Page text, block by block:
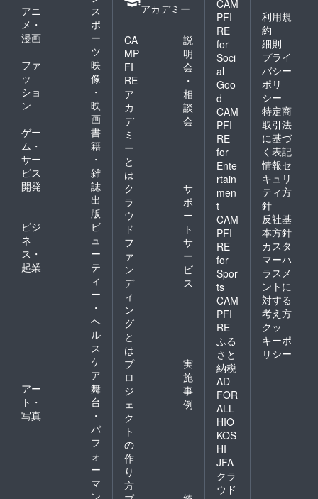
アニ
メ・
漫画
ス
ポ
ー
ツ
ファ
ッ
ショ
ン
映
像
・
映
画
ゲー
ム・
サー
ビス
開発
書
籍
・
雑
誌
出
版
ビジ
ネ
ス・
起業
ビ
ュ
ー
テ
ィ
ー
・
ヘ
ル
ス
ケ
ア
アー
ト・
写真
舞
台
・
パ
フ
ォ
ー
マ
ン
アカデミー
CA
MP
FI
RE
ア
カ
デ
ミ
ー
と
は
説
明
会
・
相
談
会
ク
ラ
ウ
ド
フ
ァ
ン
デ
ィ
ン
グ
と
は
サ
ポ
ー
ト
サ
ー
ビ
ス
プ
ロ
ジ
ェ
ク
ト
の
作
り
方
実
施
事
例
CAM
PFI
RE
for
Soci
al
Goo
d
CAM
PFI
RE
for
Ente
rtain
men
t
CAM
PFI
RE
for
Spor
ts
CAM
PFI
RE
ふる
さと
納税
AD
FOR
ALL
HIO
KOS
HI
JFA
クラ
ウド
利用規
約
細則
プライ
バシー
ポリ
シー
特定商
取引法
に基づ
く表記
情報セ
キュリ
ティ方
針
反社基
本方針
カスタ
マーハ
ラスメ
ントに
対する
考え方
クッ
キーポ
リシー